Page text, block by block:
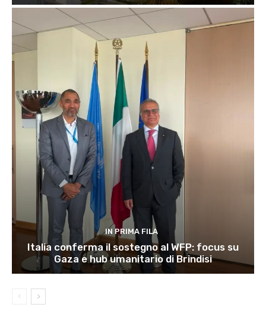
IN PRIMA FILA
Italia conferma il sostegno al WFP: focus su
Gaza e hub umanitario di Brindisi